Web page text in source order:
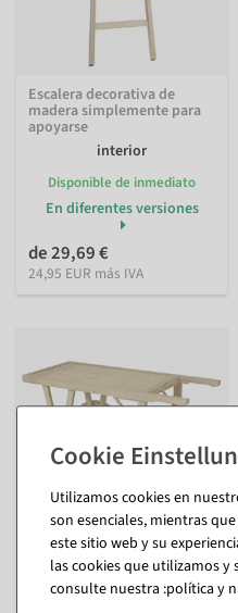
Escalera decorativa de
madera simplemente para
apoyarse
interior
Disponible de inmediato
En diferentes versiones
de 29,69 €
24,95 EUR más IVA
Carro decorativo de madera
100 x 45 cm
Disponible de inmediato
Utilizamos cookies en
son esenciales, mientras
este sitio web y su
las cookies que utilizamos y
consulte nuestra :política y